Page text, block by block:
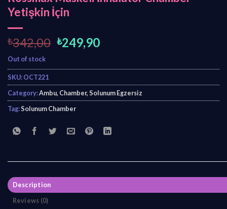
Yetişkin İçin
₺342,00 O
i
i
n
a
i
w
₺249,90C
r
e
n
p
r
c
s
Out of stock
SKU:OCT221
Category:Ambu, Chamber, Solunum Egzersiz
Tag:Solunum Chamber
Description
Reviews (0)